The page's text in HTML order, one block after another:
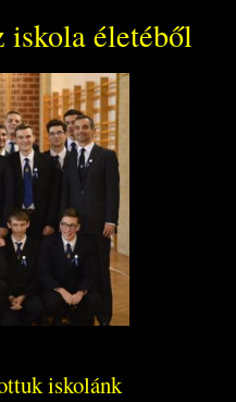
iskola életéből
iskolánk